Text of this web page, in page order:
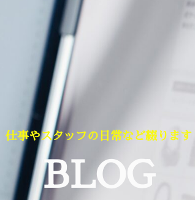
仕事やスタッフの日常など綴ります
BLOG